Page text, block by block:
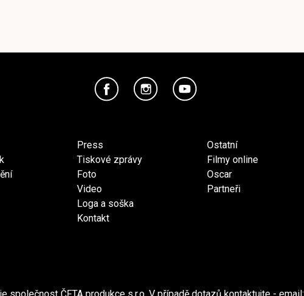
Press
Tiskové zprávy
Foto
Video
Loga a soška
Kontakt
Ostatní
Filmy online
Oscar
Partneři